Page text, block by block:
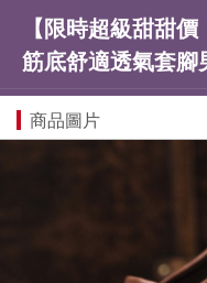
【限時超級甜甜
筋底舒適透氣套腳
商品圖片